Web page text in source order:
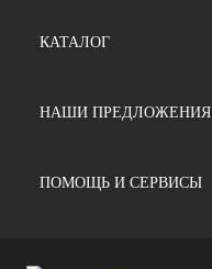
КАТАЛОГ
НАШИ ПРЕДЛОЖЕНИЯ
ПОМОЩЬ И СЕРВИСЫ